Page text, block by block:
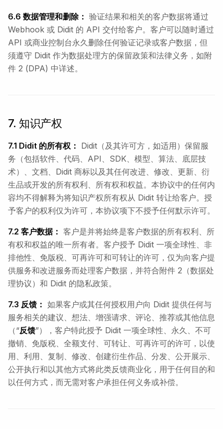
6.6 数据管理和删除： 验证结果和相关的客户数据将通过
Webhook 或 Didit 的 API 交付给客户。客户可以随时通过
API 或商业控制台永久删除任何验证记录或客户数据，但
须遵守 Didit 作为数据处理方的保留政策和法律义务，如附
件 2 (DPA) 中详述。
7. 知识产权
7.1 Didit 的所有权： Didit（及其许可方，如适用）保留服
务（包括软件、代码、API、SDK、模型、算法、底层技
术）、文档、Didit 商标以及其任何改进、修改、更新、衍
生品或开发的所有权利、所有权和权益。本协议中的任何内
容均不得解释为将知识产权所有权从 Didit 转让给客户。授
予客户的权利仅为许可，本协议项下不授予任何默示许可。
7.2 客户数据： 客户是并将始终是客户数据的所有权利、所
有权和权益的唯一所有者。客户授予 Didit 一项全球性、非
排他性、免版税、可再许可和可转让的许可，仅为向客户提
供服务和改进服务而处理客户数据，并符合附件 2（数据处
理协议）和 Didit 的隐私政策。
7.3 反馈： 如果客户或其任何授权用户向 Didit 提供任何与
服务相关的建议、想法、增强请求、评论、推荐或其他信息
（“反馈”），客户特此授予 Didit 一项全球性、永久、不可
撤销、免版税、全额支付、可转让、可再许可的许可，以使
用、利用、复制、修改、创建衍生作品、分发、公开展示、
公开执行和以其他方式将此类反馈商业化，用于任何目的和
以任何方式，而无需对客户承担任何义务或补偿。